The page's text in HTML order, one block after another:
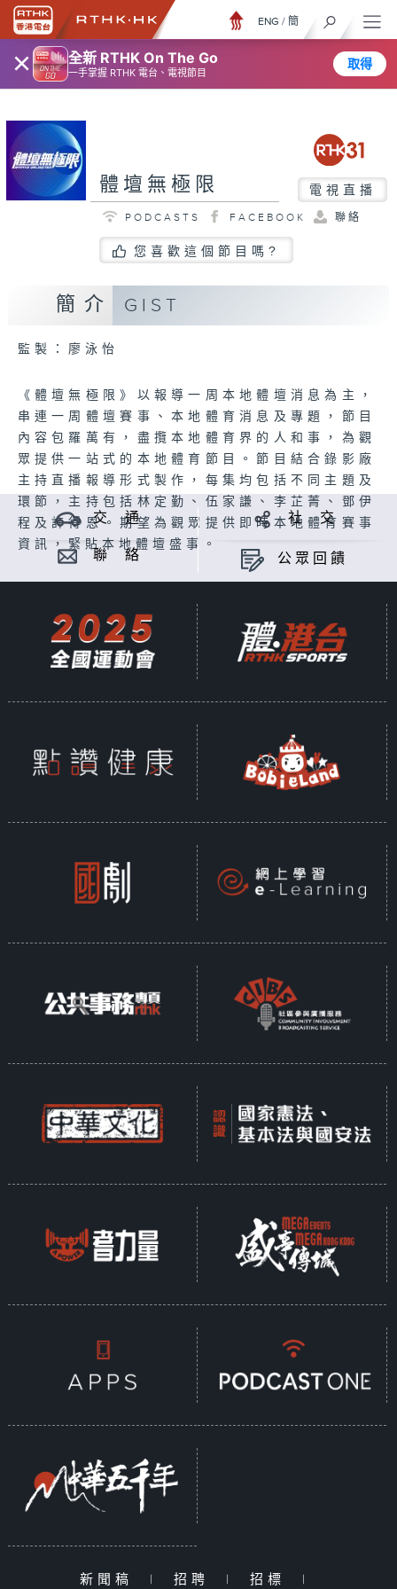
× 全新 RTHK On The Go
一手掌握 RTHK 電台、電視節目
取得
ENG / 簡
體壇無極限 電視直播
PODCASTS FACEBOOK 聯絡
您喜歡這個節目嗎?
簡介 GIST
監製：廖泳怡
《體壇無極限》以報導一周本地體壇消息為主，
串連一周體壇賽事、本地體育消息及專題，節目
內容包羅萬有，盡攬本地體育界的人和事，為觀
眾提供一站式的本地體育節目。節目結合錄影廠
主持直播報導形式製作，每集均包括不同主題及
環節，主持包括林定勤、伍家謙、李芷菁、鄧伊
程及許得恩。期望為觀眾提供即時本地體育賽事
資訊，緊貼本地體壇盛事。
交 通 社 交
聯 絡 公眾回饋
新聞稿 | 招聘 | 招標 |